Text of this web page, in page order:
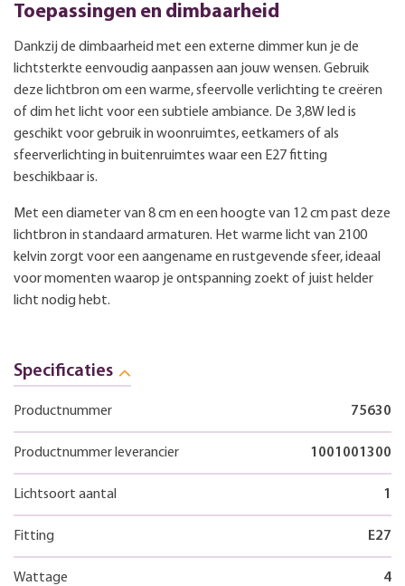
Toepassingen en dimbaarheid
Dankzij de dimbaarheid met een externe dimmer kun je de
lichtsterkte eenvoudig aanpassen aan jouw wensen. Gebruik
deze lichtbron om een warme, sfeervolle verlichting te creëren
of dim het licht voor een subtiele ambiance. De 3,8W led is
geschikt voor gebruik in woonruimtes, eetkamers of als
sfeerverlichting in buitenruimtes waar een E27 fitting
beschikbaar is.
Met een diameter van 8 cm en een hoogte van 12 cm past deze
lichtbron in standaard armaturen. Het warme licht van 2100
kelvin zorgt voor een aangename en rustgevende sfeer, ideaal
voor momenten waarop je ontspanning zoekt of juist helder
licht nodig hebt.
Specificaties
Productnummer 75630
Productnummer leverancier 1001001300
Lichtsoort aantal 1
Fitting E27
Wattage 4